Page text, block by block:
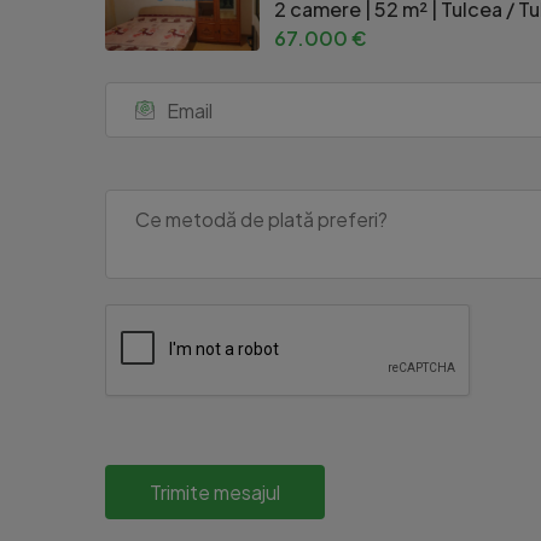
2 camere | 52 m² | Tulcea /
67.000 €
Trimite mesajul